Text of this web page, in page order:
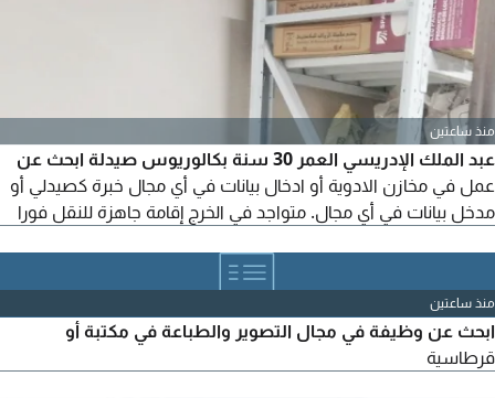
منذ ساعتين
عبد الملك الإدريسي العمر 30 سنة بكالوريوس صيدلة ابحث عن
عمل في مخازن الادوية أو ادخال بيانات في أي مجال خبرة كصيدلي أو
مدخل بيانات في أي مجال. متواجد في الخرج إقامة جاهزة للنقل فورا
منذ ساعتين
ابحث عن وظيفة في مجال التصوير والطباعة في مكتبة أو
قرطاسية